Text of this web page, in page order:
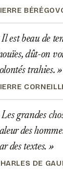
est beau de
dût-on
trahies.
grandes
des
des textes.
DE